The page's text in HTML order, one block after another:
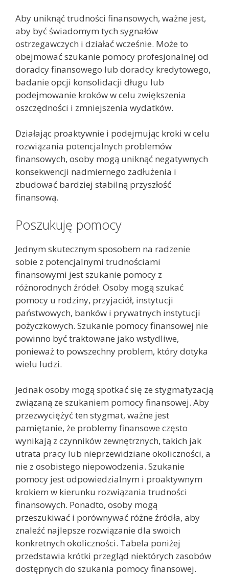
Aby uniknąć trudności finansowych, ważne jest,
aby być świadomym tych sygnałów
ostrzegawczych i działać wcześnie. Może to
obejmować szukanie pomocy profesjonalnej od
doradcy finansowego lub doradcy kredytowego,
badanie opcji konsolidacji długu lub
podejmowanie kroków w celu zwiększenia
oszczędności i zmniejszenia wydatków.
Działając proaktywnie i podejmując kroki w celu
rozwiązania potencjalnych problemów
finansowych, osoby mogą uniknąć negatywnych
konsekwencji nadmiernego zadłużenia i
zbudować bardziej stabilną przyszłość
finansową.
Poszukuję pomocy
Jednym skutecznym sposobem na radzenie
sobie z potencjalnymi trudnościami
finansowymi jest szukanie pomocy z
różnorodnych źródeł. Osoby mogą szukać
pomocy u rodziny, przyjaciół, instytucji
państwowych, banków i prywatnych instytucji
pożyczkowych. Szukanie pomocy finansowej nie
powinno być traktowane jako wstydliwe,
ponieważ to powszechny problem, który dotyka
wielu ludzi.
Jednak osoby mogą spotkać się ze stygmatyzacją
związaną ze szukaniem pomocy finansowej. Aby
przezwyciężyć ten stygmat, ważne jest
pamiętanie, że problemy finansowe często
wynikają z czynników zewnętrznych, takich jak
utrata pracy lub nieprzewidziane okoliczności, a
nie z osobistego niepowodzenia. Szukanie
pomocy jest odpowiedzialnym i proaktywnym
krokiem w kierunku rozwiązania trudności
finansowych. Ponadto, osoby mogą
przeszukiwać i porównywać różne źródła, aby
znaleźć najlepsze rozwiązanie dla swoich
konkretnych okoliczności. Tabela poniżej
przedstawia krótki przegląd niektórych zasobów
dostępnych do szukania pomocy finansowej.